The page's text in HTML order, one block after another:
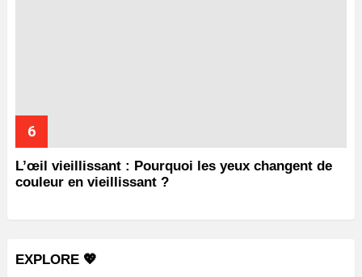
L’œil vieillissant : Pourquoi les yeux changent de
couleur en vieillissant ?
EXPLORE 💖